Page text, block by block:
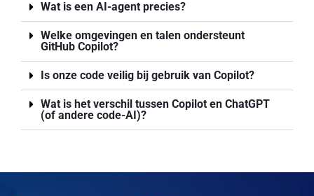
Wat is een AI-agent precies?
Welke omgevingen en talen ondersteunt
GitHub Copilot?
Is onze code veilig bij gebruik van Copilot?
Wat is het verschil tussen Copilot en ChatGPT
(of andere code-AI)?